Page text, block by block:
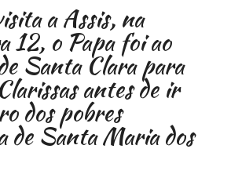
a Assis, na
12, o Papa foi ao
Santa Clara para
antes de ir
dos pobres
de Santa Maria dos